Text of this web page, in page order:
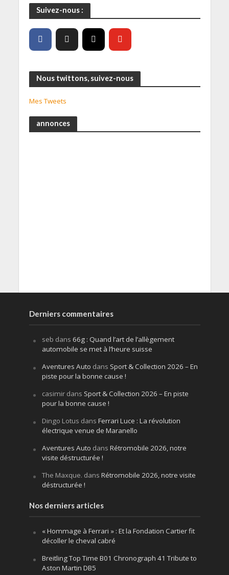
Suivez-nous :
Nous twittons, suivez-nous
Mes Tweets
annonces
Derniers commentaires
seb dans 66g : Quand l’art de l’allègement
automobile se met à l’heure suisse
Aventures Auto dans Sport & Collection 2026 – En
piste pour la bonne cause !
casimirdans Sport & Collection 2026 – En piste
pour la bonne cause !
Dingo Lotus dans Ferrari Luce : La révolution
électrique venue de Maranello
Aventures Auto dans Rétromobile 2026, notre
visite déstructurée !
The Maxque. dans Rétromobile 2026, notre visite
déstructurée !
Nos derniers articles
« Hommage à Ferrari » : Et la Fondation Cartier fit
décoller le cheval cabré
Breitling Top Time B01 Chronograph 41 Tribute to
Aston Martin DB5